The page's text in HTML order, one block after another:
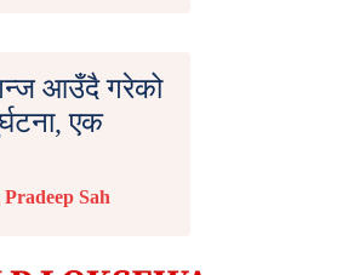
आउँदै गरेको
एक
Pradeep Sah